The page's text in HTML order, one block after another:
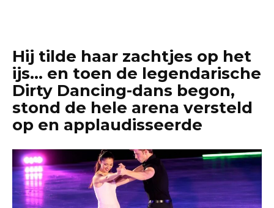
Hij tilde haar zachtjes op het
ijs… en toen de legendarische
Dirty Dancing-dans begon,
stond de hele arena versteld
op en applaudisseerde